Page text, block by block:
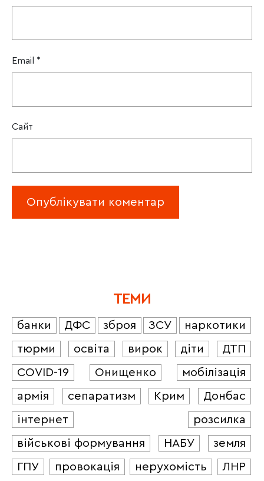
Email *
Сайт
ТЕМИ
банки ДФС зброя ЗСУ
наркотики
тюрми
освіта вирок діти
ДТП
COVID-19
Онищенко
мобілізація
армія
сепаратизм Крим
Донбас
інтернет
розсилка
військові формування
НАБУ
земля
ГПУ
провокація нерухомість
ЛНР